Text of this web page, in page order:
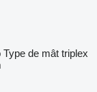
Type de mât triplex